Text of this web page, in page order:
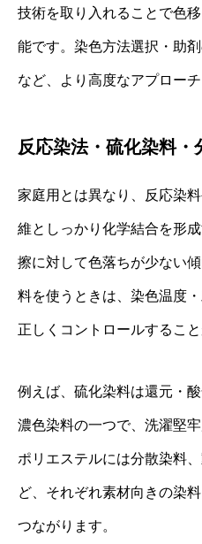
技術を取り入れることで色
能です。染色方法選択・助
など、より高度なアプローチ
反応染法・硫化染料・
家庭用とは異なり、反応染
維としっかり化学結合を形
擦に対して色落ちが少ない
料を使うときは、染色温度
正しくコントロールすること
例えば、硫化染料は還元・
濃色染料の一つで、洗濯堅
ポリエステルには分散染料
ど、それぞれ素材向きの染
つながります。